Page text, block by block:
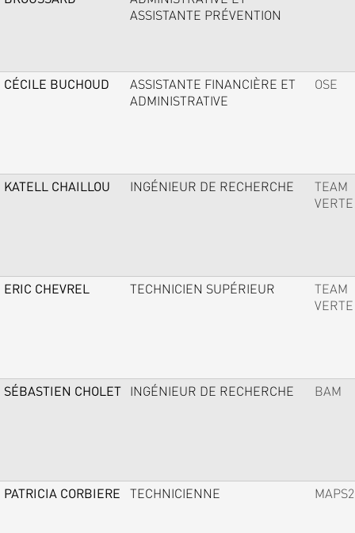
ASSISTANTE PRÉVENTION
CÉCILE BUCHOUD
ASSISTANTE FINANCIÈRE ET
ADMINISTRATIVE
OSE
KATELL CHAILLOU INGÉNIEUR DE RECHERCHE
TEAM
VERTE
ERIC CHEVREL TECHNICIEN SUPÉRIEUR
TEAM
VERTE
SÉBASTIEN CHOLET INGÉNIEUR DE RECHERCHE BAM
PATRICIA CORBIERE TECHNICIENNE MAPS2